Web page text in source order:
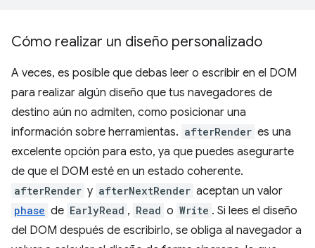
Cómo realizar un diseño personalizado
A veces, es posible que debas leer o escribir en el DOM
para realizar algún diseño que tus navegadores de
destino aún no admiten, como posicionar una
información sobre herramientas. afterRender es una
excelente opción para esto, ya que puedes asegurarte
de que el DOM esté en un estado coherente.
afterRender y afterNextRender aceptan un valor
phase de EarlyRead , Read o Write . Si lees el diseño
del DOM después de escribirlo, se obliga al navegador a